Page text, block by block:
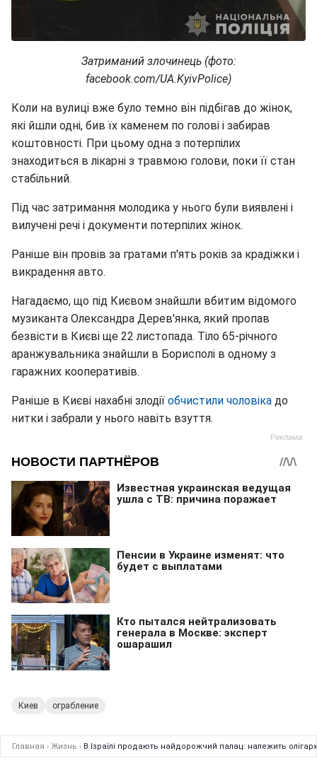
Затриманий злочинець (фото:
facebook.com/UA.KyivPolice)
Коли на вулиці вже було темно він підбігав до жінок,
які йшли одні, бив їх каменем по голові і забирав
коштовності. При цьому одна з потерпілих
знаходиться в лікарні з травмою голови, поки її стан
стабільний.
Під час затримання молодика у нього були виявлені і
вилучені речі і документи потерпілих жінок.
Раніше він провів за гратами п'ять років за крадіжки і
викрадення авто.
Нагадаємо, що під Києвом знайшли вбитим відомого
музиканта Олександра Дерев'янка, який пропав
безвісти в Києві ще 22 листопада. Тіло 65-річного
аранжувальника знайшли в Борисполі в одному з
гаражних кооперативів.
Раніше в Києві нахабні злодії обчистили чоловіка до
нитки і забрали у нього навіть взуття.
Киев ограбление
Главная › Жизнь › В Ізраїлі продають найдорожчий палац: належить